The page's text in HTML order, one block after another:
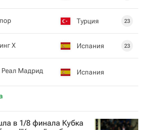
Турция 23
Х Испания 23
Реал Мадрид Испания
в 1/8 финала Кубка